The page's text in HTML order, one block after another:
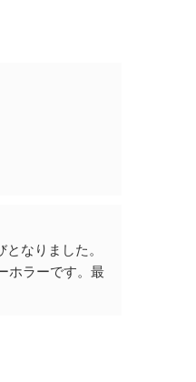
なりました。
ホラーです。最